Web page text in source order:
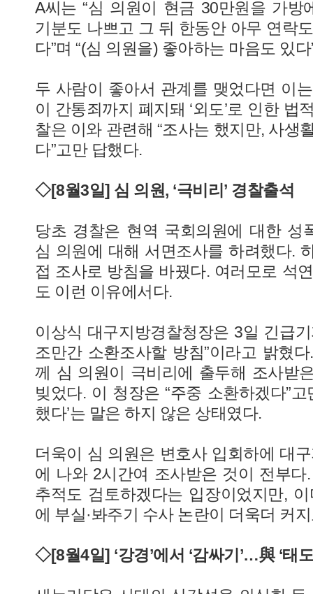
A씨는 “심 의원이 현금 30만원을 가방
기분도 나쁘고 그 뒤 한동안 아무 연락
다”며 “(심 의원을) 좋아하는 마음도 있
두 사람이 좋아서 관계를 맺었다면 이
이 간통죄까지 폐지돼 ‘외도’로 인한 법
찰은 이와 관련해 “조사는 했지만, 사생
다”고만 답했다.
◇[8월3일] 심 의원, ‘극비리’ 경찰출석
당초 경찰은 현역 국회의원에 대한 성
심 의원에 대해 서면조사를 하려했다.
접 조사로 방침을 바꿨다. 여러모로 석
도 이런 이유에서다.
이상식 대구지방경찰청장은 3일 긴급
조만간 소환조사할 방침”이라고 밝혔
께 심 의원이 극비리에 출두해 조사받
빚었다. 이 청장은 “주중 소환하겠다”
했다’는 말은 하지 않은 상태였다.
더욱이 심 의원은 변호사 입회하에 대
에 나와 2시간여 조사받은 것이 전부
추적도 검토하겠다는 입장이었지만,
에 부실·봐주기 수사 논란이 더욱더 커
◇[8월4일] ‘강경’에서 ‘감싸기’…與 ‘태